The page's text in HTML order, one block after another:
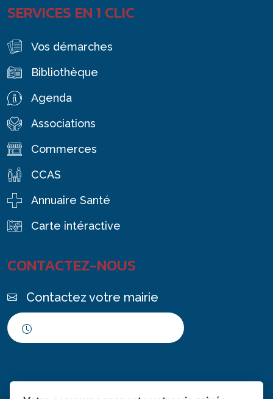
SERVICES EN 1 CLIC
Vos démarches
Bibliothèque
Agenda
Associations
Commerces
CCAS
Annuaire Santé
Carte intéractive
CONTACTEZ-NOUS
Contactez votre mairie